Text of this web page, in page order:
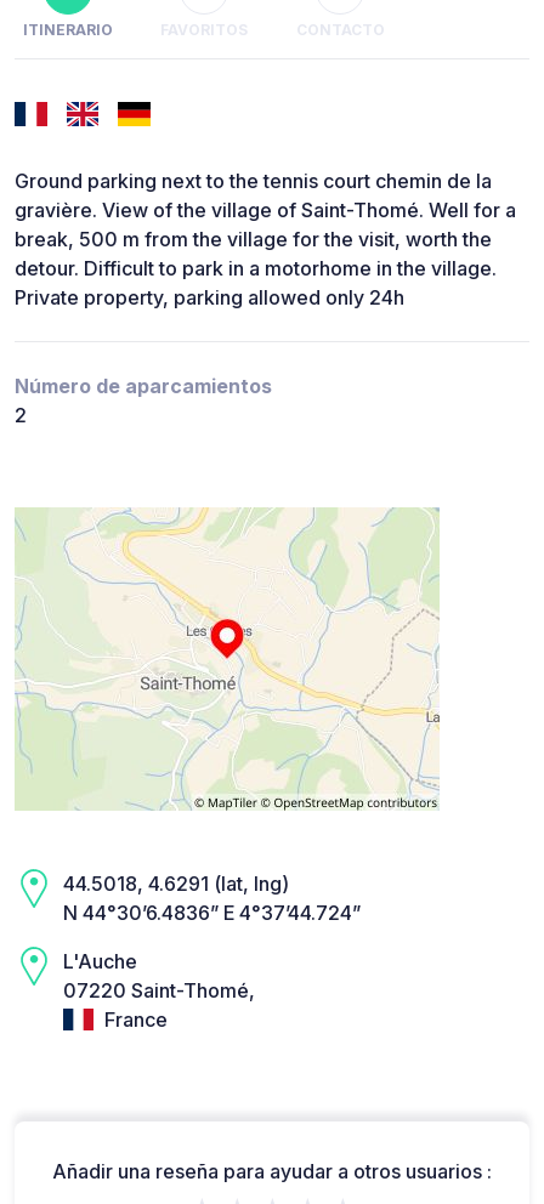
ITINERARIO FAVORITOS CONTACTO
Ground parking next to the tennis court chemin de la
gravière. View of the village of Saint-Thomé. Well for a
break, 500 m from the village for the visit, worth the
detour. Difficult to park in a motorhome in the village.
Private property, parking allowed only 24h
Número de aparcamientos
2
44.5018, 4.6291 (lat, lng)
N 44°30’6.4836” E 4°37’44.724”
L'Auche
07220 Saint-Thomé,
France
Añadir una reseña para ayudar a otros usuarios :